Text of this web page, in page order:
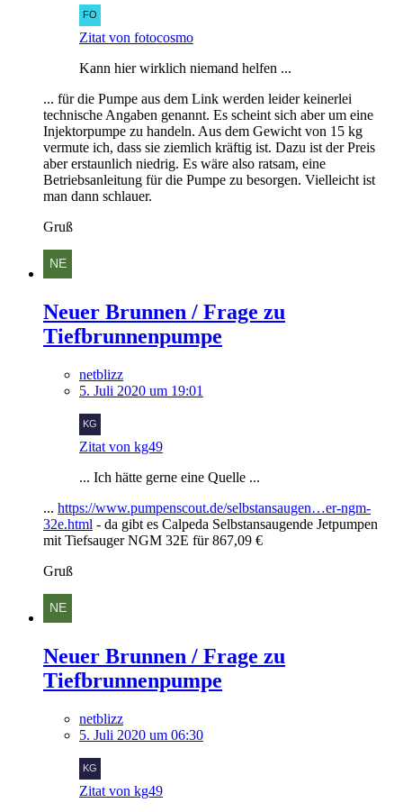
Zitat von fotocosmo
Kann hier wirklich niemand helfen ...
... für die Pumpe aus dem Link werden leider keinerlei
technische Angaben genannt. Es scheint sich aber um eine
Injektorpumpe zu handeln. Aus dem Gewicht von 15 kg
vermute ich, dass sie ziemlich kräftig ist. Dazu ist der Preis
aber erstaunlich niedrig. Es wäre also ratsam, eine
Betriebsanleitung für die Pumpe zu besorgen. Vielleicht ist
man dann schlauer.
Gruß
Neuer Brunnen / Frage zu
Tiefbrunnenpumpe
netblizz
5. Juli 2020 um 19:01
Zitat von kg49
... Ich hätte gerne eine Quelle ...
... https://www.pumpenscout.de/selbstansaugen…er-ngm-
32e.html - da gibt es Calpeda Selbstansaugende Jetpumpen
mit Tiefsauger NGM 32E für 867,09 €
Gruß
Neuer Brunnen / Frage zu
Tiefbrunnenpumpe
netblizz
5. Juli 2020 um 06:30
Zitat von kg49